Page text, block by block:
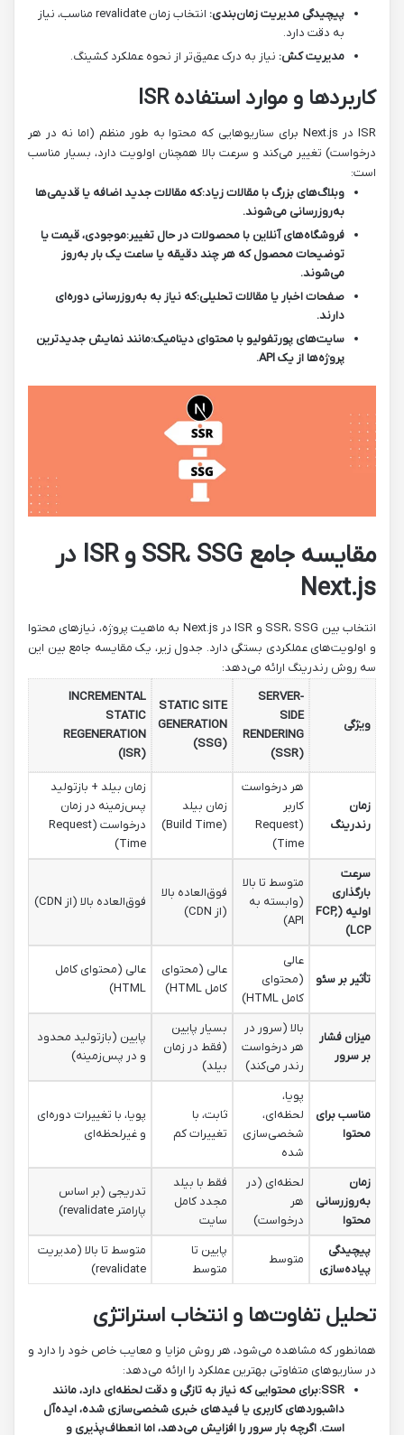
پیچیدگی مدیریت زمان‌بندی:
انتخاب زمان revalidate مناسب، نیاز
به دقت دارد.
مدیریت کش: نیاز به درک عمیق‌تر از نحوه عملکرد کشینگ.
کاربردها و موارد استفاده ISR
ISR در Next.js برای سناریوهایی که محتوا به طور منظم (اما نه در هر
درخواست) تغییر می‌کند و سرعت بالا همچنان اولویت دارد، بسیار مناسب
است:
وبلاگ‌های بزرگ با مقالات زیاد:که مقالات جدید اضافه یا قدیمی‌ها
به‌روزرسانی می‌شوند.
فروشگاه‌های آنلاین با محصولات در حال تغییر:موجودی، قیمت یا
توضیحات محصول که هر چند دقیقه یا ساعت یک بار به‌روز
می‌شوند.
صفحات اخبار یا مقالات تحلیلی:که نیاز به به‌روزرسانی دوره‌ای
دارند.
سایت‌های پورتفولیو با محتوای دینامیک:مانند نمایش جدیدترین
پروژه‌ها از یک API.
مقایسه جامع SSR، SSG و ISR در
Next.js
انتخاب بین SSR، SSG و ISR در Next.js به ماهیت پروژه، نیازهای محتوا
و اولویت‌های عملکردی بستگی دارد. جدول زیر، یک مقایسه جامع بین این
سه روش رندرینگ ارائه می‌دهد:
ویژگی
SERVER-
SIDE
RENDERING
(SSR)
STATIC SITE
GENERATION
(SSG)
INCREMENTAL
STATIC
REGENERATION
(ISR)
زمان
رندرینگ
هر درخواست
کاربر
(Request
Time)
زمان بیلد
(Build Time)
زمان بیلد + بازتولید
پس‌زمینه در زمان
درخواست (Request
Time)
سرعت
بارگذاری
اولیه (FCP,
LCP)
متوسط تا بالا
(وابسته به
API)
فوق‌العاده بالا
(از CDN)
فوق‌العاده بالا (از CDN)
تأثیر بر سئو
عالی
(محتوای
کامل HTML)
عالی (محتوای
کامل HTML)
عالی (محتوای کامل
HTML)
میزان فشار
بر سرور
بالا (سرور در
هر درخواست
رندر می‌کند)
بسیار پایین
(فقط در زمان
بیلد)
پایین (بازتولید محدود
و در پس‌زمینه)
مناسب برای
محتوا
پویا،
لحظه‌ای،
شخصی‌سازی
شده
ثابت، با
تغییرات کم
پویا، با تغییرات دوره‌ای
و غیرلحظه‌ای
زمان
به‌روزرسانی
محتوا
لحظه‌ای (در
هر
درخواست)
فقط با بیلد
مجدد کامل
سایت
تدریجی (بر اساس
پارامتر revalidate)
پیچیدگی
پیاده‌سازی
متوسط
پایین تا
متوسط
متوسط تا بالا (مدیریت
revalidate)
تحلیل تفاوت‌ها و انتخاب استراتژی
همانطور که مشاهده می‌شود، هر روش مزایا و معایب خاص خود را دارد و
در سناریوهای متفاوتی بهترین عملکرد را ارائه می‌دهد:
SSR: برای محتوایی که نیاز به تازگی و دقت لحظه‌ای دارد، مانند
داشبوردهای کاربری یا فیدهای خبری شخصی‌سازی شده، ایده‌آل
است. اگرچه بار سرور را افزایش می‌دهد، اما انعطاف‌پذیری و